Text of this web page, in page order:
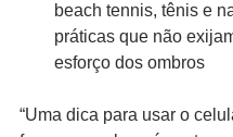
beach tennis, tênis e
práticas que não
esforço dos ombros
“Uma dica para usar o